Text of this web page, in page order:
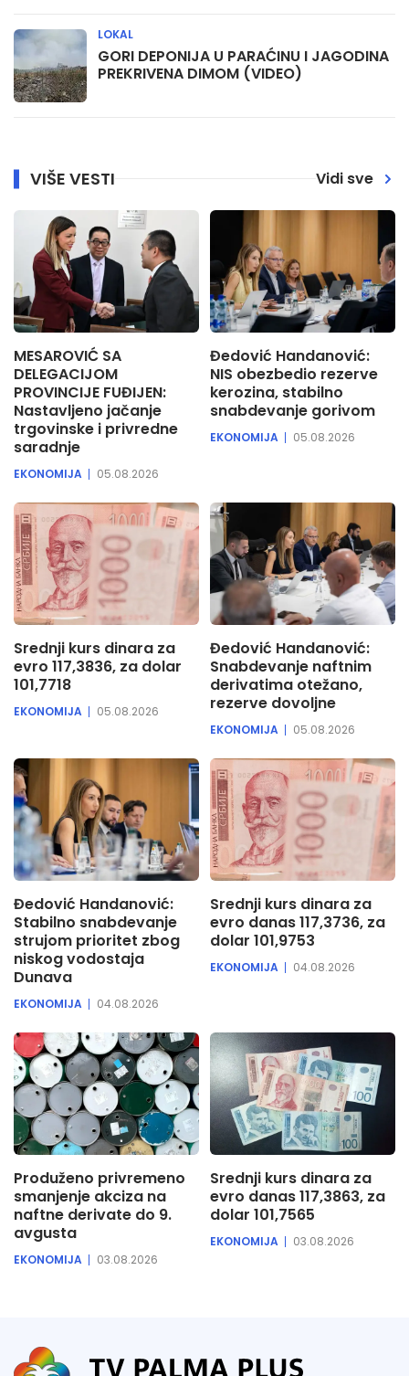
GORI DEPONIJA U PARAĆINU I JAGODINA
PREKRIVENA DIMOM (VIDEO)
LOKAL
VIŠE VESTI Vidi sve
MESAROVIĆ SA
DELEGACIJOM
PROVINCIJE FUĐIJEN:
Nastavljeno jačanje
trgovinske i privredne
saradnje
EKONOMIJA 05.08.2026
Đedović Handanović:
NIS obezbedio rezerve
kerozina, stabilno
snabdevanje gorivom
EKONOMIJA 05.08.2026
Srednji kurs dinara za
evro 117,3836, za dolar
101,7718
EKONOMIJA 05.08.2026
Đedović Handanović:
Snabdevanje naftnim
derivatima otežano,
rezerve dovoljne
EKONOMIJA 05.08.2026
Đedović Handanović:
Stabilno snabdevanje
strujom prioritet zbog
niskog vodostaja
Dunava
EKONOMIJA 04.08.2026
Srednji kurs dinara za
evro danas 117,3736, za
dolar 101,9753
EKONOMIJA 04.08.2026
Produženo privremeno
smanjenje akciza na
naftne derivate do 9.
avgusta
EKONOMIJA 03.08.2026
Srednji kurs dinara za
evro danas 117,3863, za
dolar 101,7565
EKONOMIJA 03.08.2026